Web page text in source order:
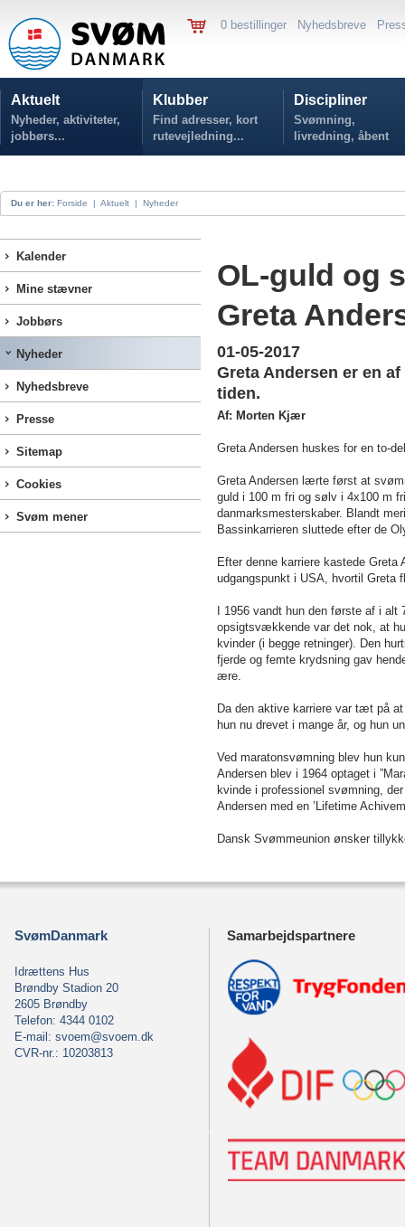
0 bestillinger Nyhedsbreve
Aktuelt
Nyheder, aktiviteter,
jobbørs...
Klubber
Find adresser, kort
rutevejledning...
Discipliner
Svømning,
livredning, åbent
vand...
Du er her: Forside | Aktuelt | Nyheder
Kalender
Mine stævner
Jobbørs
Nyheder
Nyhedsbreve
Presse
Sitemap
Cookies
Svøm mener
OL-guld og
Greta
01-05-2017
Greta Andersen er en
tiden.
Af: Morten Kjær
Greta Andersen huskes for en to-
Greta Andersen lærte først at
guld i 100 m fri og sølv i 4x100 m
danmarksmesterskaber. Blandt
Bassinkarrieren sluttede efter de
Efter denne karriere kastede
udgangspunkt i USA, hvortil Greta
I 1956 vandt hun den første af i
opsigtsvækkende var det nok, at
kvinder (i begge retninger). Den
fjerde og femte krydsning gav
ære.
Da den aktive karriere var tæt på
hun nu drevet i mange år, og hun
Ved maratonsvømning blev hun
Andersen blev i 1964 optaget i
kvinde i professionel svømning,
Andersen med en ’Lifetime
Dansk Svømmeunion ønsker
SvømDanmark
Idrættens Hus
Brøndby Stadion 20
2605 Brøndby
Telefon: 4344 0102
E-mail: svoem@svoem.dk
CVR-nr.: 10203813
Samarbejdspartnere